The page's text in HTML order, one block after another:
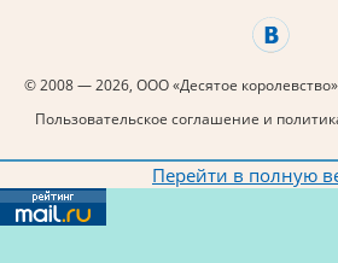
© 2008 — 2026, ООО «Десятое
Пользовательское соглашение и
Перейти в полную